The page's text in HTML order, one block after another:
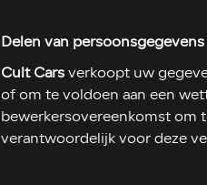
Delen van
Cult Carsverkoopt uw
of om te voldoen aan een
bewerkersovereenkomst om
verantwoordelijk voor deze